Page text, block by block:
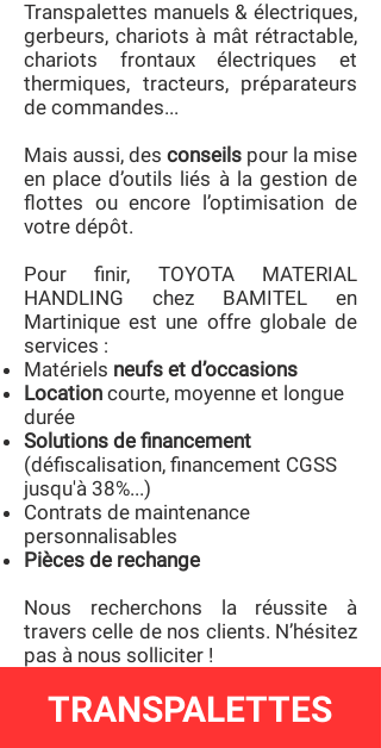
Transpalettes manuels & électriques,
gerbeurs, chariots à mât rétractable,
chariots frontaux électriques et
thermiques, tracteurs, préparateurs
de commandes...
Mais aussi, des conseils pour la mise
en place d’outils liés à la gestion de
flottes ou encore l’optimisation de
votre dépôt.
Pour finir, TOYOTA MATERIAL
HANDLING chez BAMITEL en
Martinique est une offre globale de
services :
Matériels neufs et d’occasions
Location courte, moyenne et longue
durée
Solutions de financement
(défiscalisation, financement CGSS
jusqu'à 38%...)
Contrats de maintenance
personnalisables
Pièces de rechange
Nous recherchons la réussite à
travers celle de nos clients. N’hésitez
pas à nous solliciter !
TRANSPALETTES